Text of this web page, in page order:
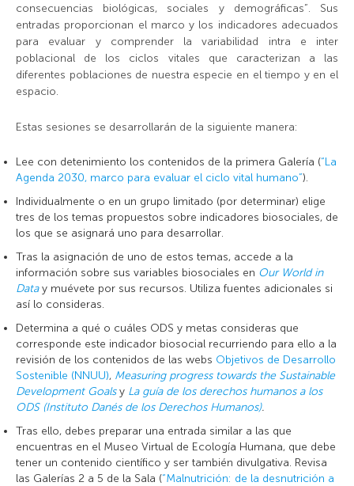
consecuencias biológicas, sociales y demográficas”. Sus
entradas proporcionan el marco y los indicadores adecuados
para evaluar y comprender la variabilidad intra e inter
poblacional de los ciclos vitales que caracterizan a las
diferentes poblaciones de nuestra especie en el tiempo y en el
espacio.
Estas sesiones se desarrollarán de la siguiente manera:
Lee con detenimiento los contenidos de la primera Galería (“La
Agenda 2030, marco para evaluar el ciclo vital humano”).
Individualmente o en un grupo limitado (por determinar) elige
tres de los temas propuestos sobre indicadores biosociales, de
los que se asignará uno para desarrollar.
Tras la asignación de uno de estos temas, accede a la
información sobre sus variables biosociales en Our World in
Datay muévete por sus recursos. Utiliza fuentes adicionales si
así lo consideras.
Determina a qué o cuáles ODS y metas consideras que
corresponde este indicador biosocial recurriendo para ello a la
revisión de los contenidos de las webs Objetivos de Desarrollo
Sostenible (NNUU), Measuring progress towards the Sustainable
Development Goalsy La guía de los derechos humanos a los
ODS (Instituto Danés de los Derechos Humanos).
Tras ello, debes preparar una entrada similar a las que
encuentras en el Museo Virtual de Ecología Humana, que debe
tener un contenido científico y ser también divulgativa. Revisa
las Galerías 2 a 5 de la Sala (“Malnutrición: de la desnutrición a